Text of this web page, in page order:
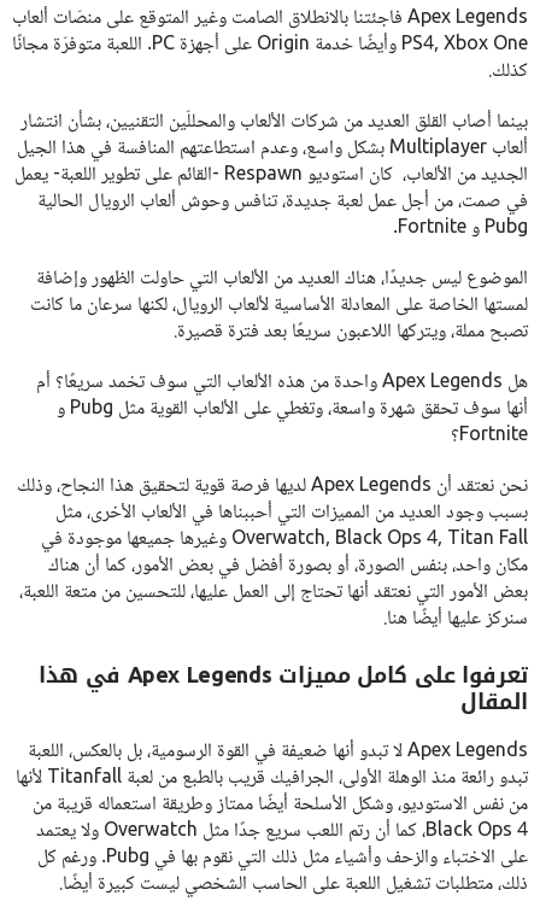
Apex Legends فاجئتنا بالانطلاق الصامت وغير المتوقع على منصّات ألعاب
PS4, Xbox One وأيضًا خدمة Origin على أجهزة PC. اللعبة متوفرّة مجانًا
كذلك.
بينما أصاب القلق العديد من شركات الألعاب والمحللّين التقنيين، بشأن انتشار
ألعاب Multiplayer بشكل واسع، وعدم استطاعتهم المنافسة في هذا الجيل
الجديد من الألعاب، كان استوديو Respawn -القائم على تطوير اللعبة- يعمل
في صمت، من أجل عمل لعبة جديدة، تنافس وحوش ألعاب الرويال الحالية
Pubg و Fortnite.
الموضوع ليس جديدًا، هناك العديد من الألعاب التي حاولت الظهور وإضافة
لمستها الخاصة على المعادلة الأساسية لألعاب الرويال، لكنها سرعان ما كانت
تصبح مملة، ويتركها اللاعبون سريعًا بعد فترة قصيرة.
هل Apex Legends واحدة من هذه الألعاب التي سوف تخمد سريعًا؟ أم
أنها سوف تحقق شهرة واسعة، وتغطي على الألعاب القوية مثل Pubg و
Fortnite؟
نحن نعتقد أن Apex Legends لديها فرصة قوية لتحقيق هذا النجاح، وذلك
بسبب وجود العديد من المميزات التي أحببناها في الألعاب الأخرى، مثل
Overwatch, Black Ops 4, Titan Fall وغيرها جميعها موجودة في
مكان واحد، بنفس الصورة، أو بصورة أفضل في بعض الأمور، كما أن هناك
بعض الأمور التي نعتقد أنها تحتاج إلى العمل عليها، للتحسين من متعة اللعبة،
سنركز عليها أيضًا هنا.
تعرفوا على كامل مميزات Apex Legends في هذا
المقال
Apex Legends لا تبدو أنها ضعيفة في القوة الرسومية، بل بالعكس، اللعبة
تبدو رائعة منذ الوهلة الأولى، الجرافيك قريب بالطبع من لعبة Titanfall لأنها
من نفس الاستوديو، وشكل الأسلحة أيضًا ممتاز وطريقة استعماله قريبة من
Black Ops 4، كما أن رتم اللعب سريع جدًا مثل Overwatch ولا يعتمد
على الاختباء والزحف وأشياء مثل ذلك التي نقوم بها في Pubg. ورغم كل
ذلك، متطلبات تشغيل اللعبة على الحاسب الشخصي ليست كبيرة أيضًا.